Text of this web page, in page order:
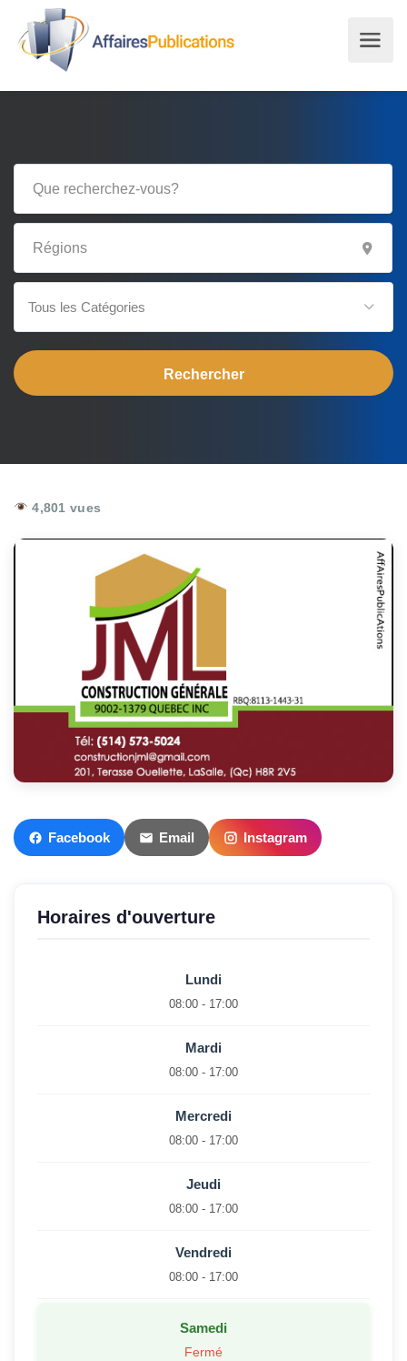
Tous les Catégories
4,801 vues
Facebook Email Instagram
Horaires d'ouverture
Lundi
08:00 - 17:00
Mardi
08:00 - 17:00
Mercredi
08:00 - 17:00
Jeudi
08:00 - 17:00
Vendredi
08:00 - 17:00
Samedi
Fermé